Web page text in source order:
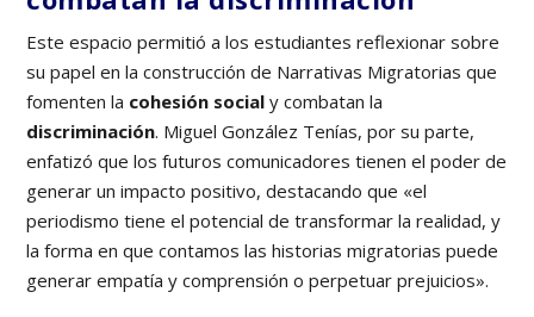
Este espacio permitió a los estudiantes reflexionar sobre
su papel en la construcción de Narrativas Migratorias que
fomenten la cohesión social y combatan la
discriminación. Miguel González Tenías, por su parte,
enfatizó que los futuros comunicadores tienen el poder de
generar un impacto positivo, destacando que «el
periodismo tiene el potencial de transformar la realidad, y
la forma en que contamos las historias migratorias puede
generar empatía y comprensión o perpetuar prejuicios».